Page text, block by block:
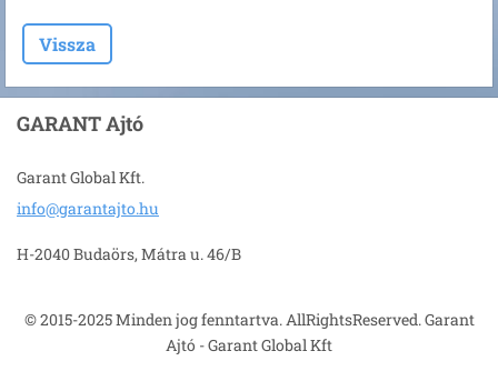
Vissza
GARANT Ajtó
Garant Global Kft.
info@garantajto.hu
H-2040 Budaörs, Mátra u. 46/B
© 2015-2025 Minden jog fenntartva. AllRightsReserved. Garant
Ajtó - Garant Global Kft